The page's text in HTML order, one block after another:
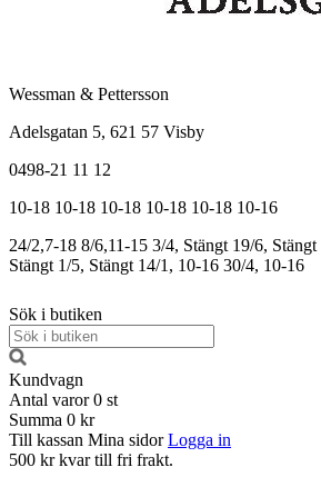
Wessman & Pettersson
Adelsgatan 5, 621 57 Visby
0498-21 11 12
10-18 10-18 10-18 10-18 10-18 10-16
24/2,7-18 8/6,11-15 3/4, Stängt 19/6, Stängt
Stängt 1/5, Stängt 14/1, 10-16 30/4, 10-16
Sök i butiken
Kundvagn
Antal varor 0 st
Summa 0 kr
Till kassan Mina sidor Logga in
500 kr kvar till fri frakt.